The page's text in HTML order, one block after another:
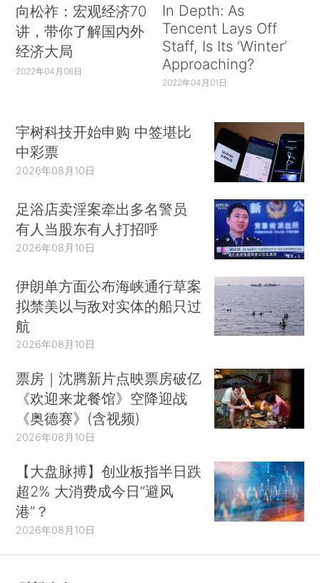
向松祚：宏观经济70
讲，带你了解国内外
经济大局
2022年04月06日
In Depth: As
Tencent Lays Off
Staff, Is Its ‘Winter’
Approaching?
2022年04月01日
宇树科技开始申购 中签堪比
中彩票
2026年08月10日
足浴店卖淫案牵出多名警员
有人当股东有人打招呼
2026年08月10日
伊朗单方面公布海峡通行草案
拟禁美以与敌对实体的船只过
航
2026年08月10日
票房｜沈腾新片点映票房破亿
《欢迎来龙餐馆》空降迎战
《奥德赛》(含视频)
2026年08月10日
【大盘脉搏】创业板指半日跌
超2% 大消费成今日“避风
港”？
2026年08月10日